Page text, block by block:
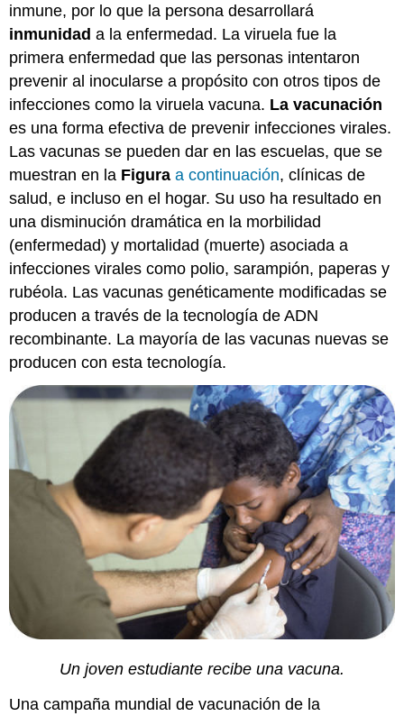
inmune, por lo que la persona desarrollará
inmunidad a la enfermedad. La viruela fue la
primera enfermedad que las personas intentaron
prevenir al inocularse a propósito con otros tipos de
infecciones como la viruela vacuna. La vacunación
es una forma efectiva de prevenir infecciones virales.
Las vacunas se pueden dar en las escuelas, que se
muestran en la Figura a continuación, clínicas de
salud, e incluso en el hogar. Su uso ha resultado en
una disminución dramática en la morbilidad
(enfermedad) y mortalidad (muerte) asociada a
infecciones virales como polio, sarampión, paperas y
rubéola. Las vacunas genéticamente modificadas se
producen a través de la tecnología de ADN
recombinante. La mayoría de las vacunas nuevas se
producen con esta tecnología.
Un joven estudiante recibe una vacuna.
Una campaña mundial de vacunación de la